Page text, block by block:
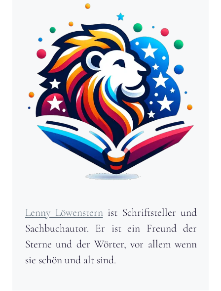
Lenny Löwensternist Schriftsteller und
Sachbuchautor. Er ist ein Freund der
Sterne und der Wörter, vor allem wenn
sie schön und alt sind.